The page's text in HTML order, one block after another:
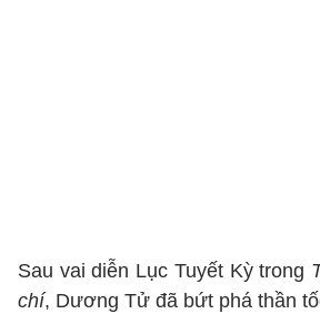
Sau vai diễn Lục Tuyết Kỳ trong
chí, Dương Tử đã bứt phá thần